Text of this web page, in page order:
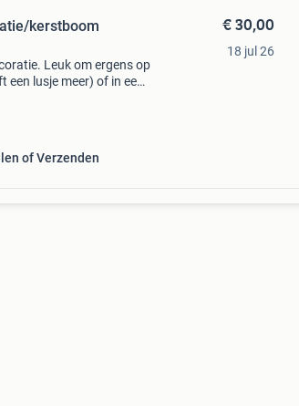
kerstboom
Leuk om ergens op
een lusje meer) of in een
of Verzenden
€ 30,00
18 jul 26